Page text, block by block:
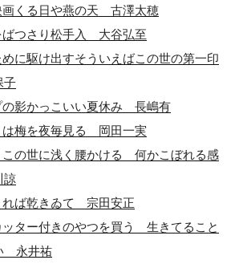
画くる日や燕の天 古澤太穂
ばつさり松手入 大谷弘至
に駆け出すそういえばこの世の第一印
子
の影かっこいい夏休み 長嶋有
は梅を夜毎見る 岡田一実
この世に浅く腰かける 何かこぼれる感
諒
れば乾きゐて 宗田安正
ッター付きのやつを買う 生きてること
永井祐